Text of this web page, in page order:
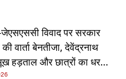
विवाद पर सरकार
वार्ता बेनतीजा, देवेंद्रनाथ
हड़ताल और छात्रों का धरना